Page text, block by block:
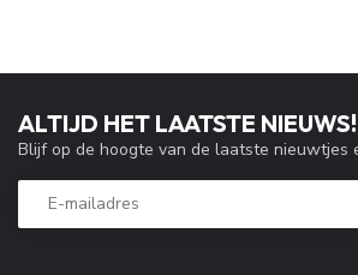
ALTIJD HET LAATSTE NIEUWS!
Blijf op de hoogte van de laatste nieuwtjes